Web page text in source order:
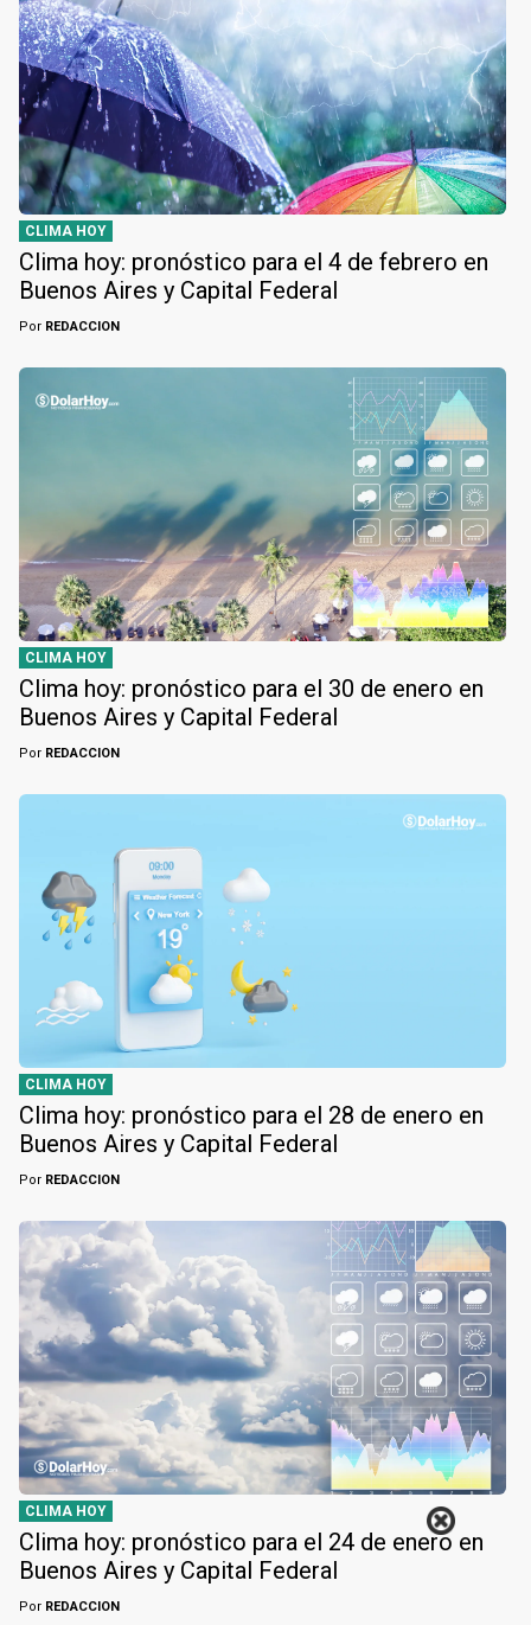
CLIMA HOY
Clima hoy: pronóstico para el 4 de febrero en
Buenos Aires y Capital Federal
Por REDACCION
CLIMA HOY
Clima hoy: pronóstico para el 30 de enero en
Buenos Aires y Capital Federal
Por REDACCION
CLIMA HOY
Clima hoy: pronóstico para el 28 de enero en
Buenos Aires y Capital Federal
Por REDACCION
CLIMA HOY
Clima hoy: pronóstico para el 24 de enero en
Buenos Aires y Capital Federal
Por REDACCION